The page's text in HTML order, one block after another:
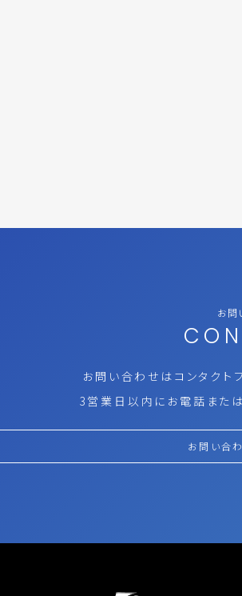
お問
お問い合わせはコンタクト
3営業日以内にお電話また
お問い合